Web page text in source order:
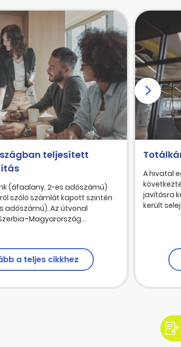
teljesített
(áfaalany, 2-es adószámú)
szóló számlát kapott szintén
adószámú). Az útvonal
a teljes cikkhez
A hivatal
javításra
került